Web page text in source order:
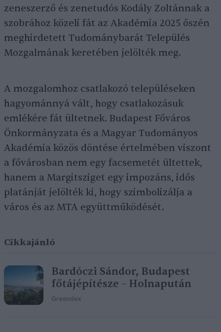
zeneszerző és zenetudós Kodály Zoltánnak a
szobrához közeli fát az Akadémia 2025 őszén
meghirdetett Tudománybarát Település
Mozgalmának keretében jelölték meg.
A mozgalomhoz csatlakozó településeken
hagyománnyá vált, hogy csatlakozásuk
emlékére fát ültetnek. Budapest Főváros
Önkormányzata és a Magyar Tudományos
Akadémia közös döntése értelmében viszont
a fővárosban nem egy facsemetét ültettek,
hanem a Margitsziget egy impozáns, idős
platánját jelölték ki, hogy szimbolizálja a
város és az MTA együttműködését.
Cikkajánló
Bardóczi Sándor, Budapest
főtájépítésze – Holnapután
Greendex